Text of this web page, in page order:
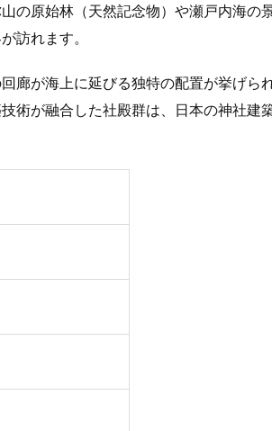
の原始林（天然記念物）や瀬戸内海の
訪れます。
廊が海上に延びる独特の配置が挙げら
術が融合した社殿群は、日本の神社建